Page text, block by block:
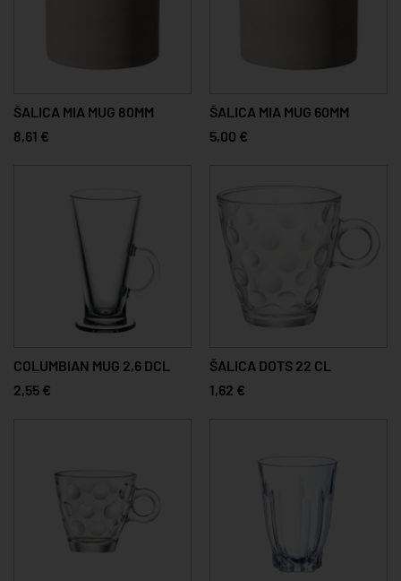
ŠALICA MIA MUG 80MM
8,61 €
ŠALICA MIA MUG 60MM
5,00 €
COLUMBIAN MUG 2,6 DCL
2,55 €
ŠALICA DOTS 22 CL
1,62 €